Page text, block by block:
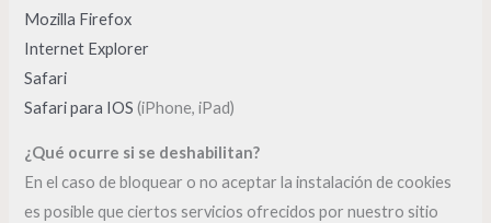
Mozilla Firefox
Internet Explorer
Safari
Safari para IOS(iPhone, iPad)
¿Qué ocurre si se deshabilitan?
En el caso de bloquear o no aceptar la instalación de cookies
es posible que ciertos servicios ofrecidos por nuestro sitio